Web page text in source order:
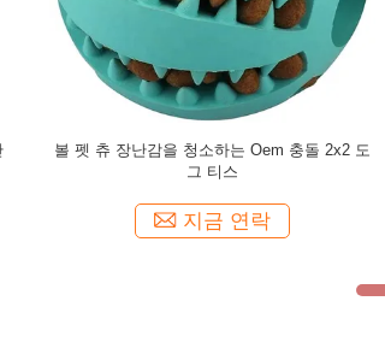
반려동물 플러시 장난감 소음 시뮬레이션 오리
큰 장난감 퍼즐 치아 닦기 치아 씹기
지금 연락